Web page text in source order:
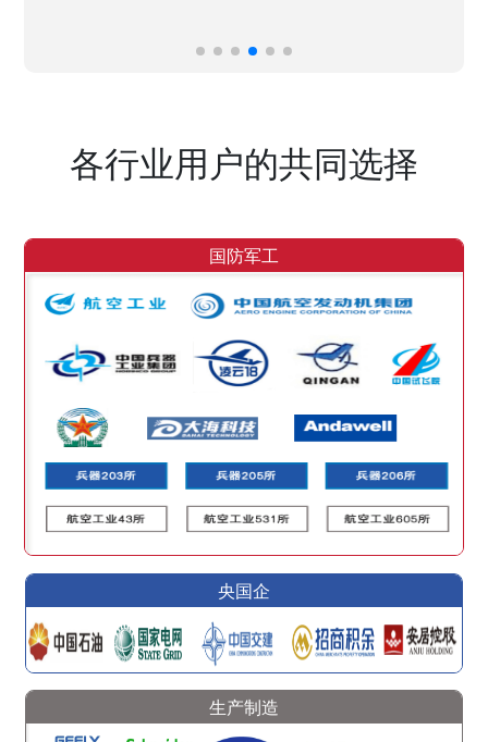
各行业用户的共同选择
国防军工
央国企
生产制造